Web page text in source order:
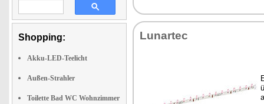
Shopping:
Akku-LED-Teelicht
Außen-Strahler
Toilette Bad WC Wohnzimmer
Lun­ar­tec